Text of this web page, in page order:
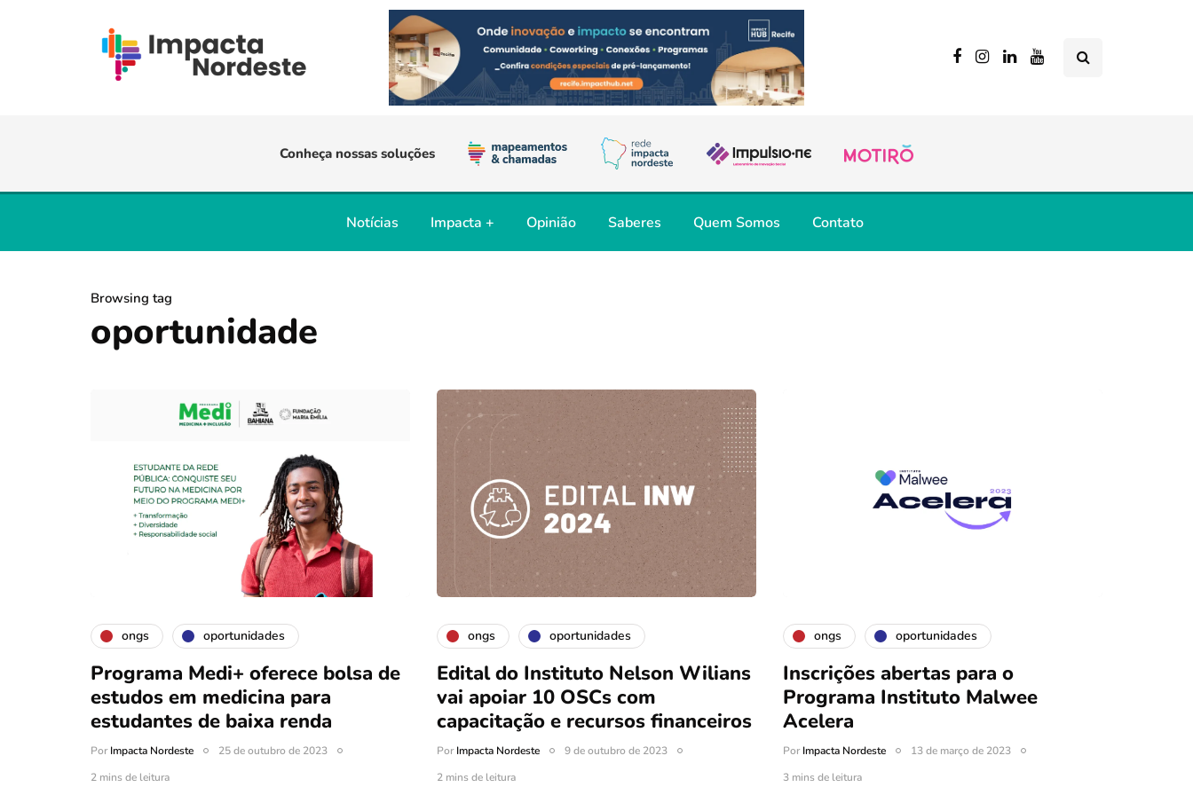
Conheça nossas soluções
Notícias Impacta + Opinião Saberes Quem Somos Contato
Browsing tag
oportunidade
ongs oportunidades
Programa Medi+ oferece bolsa de
estudos em medicina para
estudantes de baixa renda
PorImpacta Nordeste
25 de outubro de 2023
2 mins de leitura
ongs oportunidades
Edital do Instituto Nelson Wilians
vai apoiar 10 OSCs com
capacitação e recursos financeiros
PorImpacta Nordeste
9 de outubro de 2023
2 mins de leitura
ongs oportunidades
Inscrições abertas para o
Programa Instituto Malwee
Acelera
PorImpacta Nordeste
13 de março de 2023
3 mins de leitura